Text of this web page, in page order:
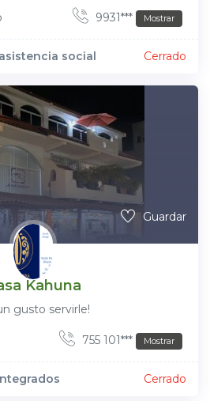
9931*** Mostrar
social Cerrado
Guardar
Kahuna
gusto servirle!
755 101*** Mostrar
Cerrado